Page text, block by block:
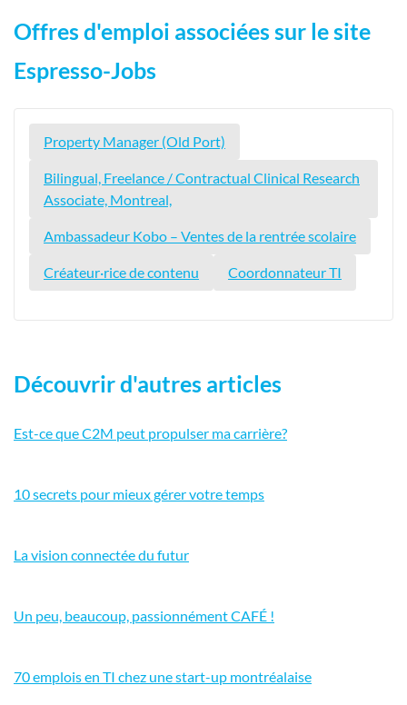
Offres d'emploi associées sur le site
Espresso-Jobs
Property Manager (Old Port)
Bilingual, Freelance / Contractual Clinical Research
Associate, Montreal,
Ambassadeur Kobo – Ventes de la rentrée scolaire
Créateur·rice de contenu Coordonnateur TI
Découvrir d'autres articles
Est-ce que C2M peut propulser ma carrière?
10 secrets pour mieux gérer votre temps
La vision connectée du futur
Un peu, beaucoup, passionnément CAFÉ !
70 emplois en TI chez une start-up montréalaise